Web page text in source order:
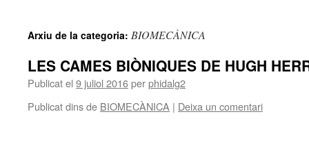
Arxiu de la categoria: BIOMECÀNICA
LES CAMES BIÒNIQUES DE HUGH
Publicat el 9 juliol 2016perphidalg2
Publicat dins de BIOMECÀNICA | Deixa un comentari